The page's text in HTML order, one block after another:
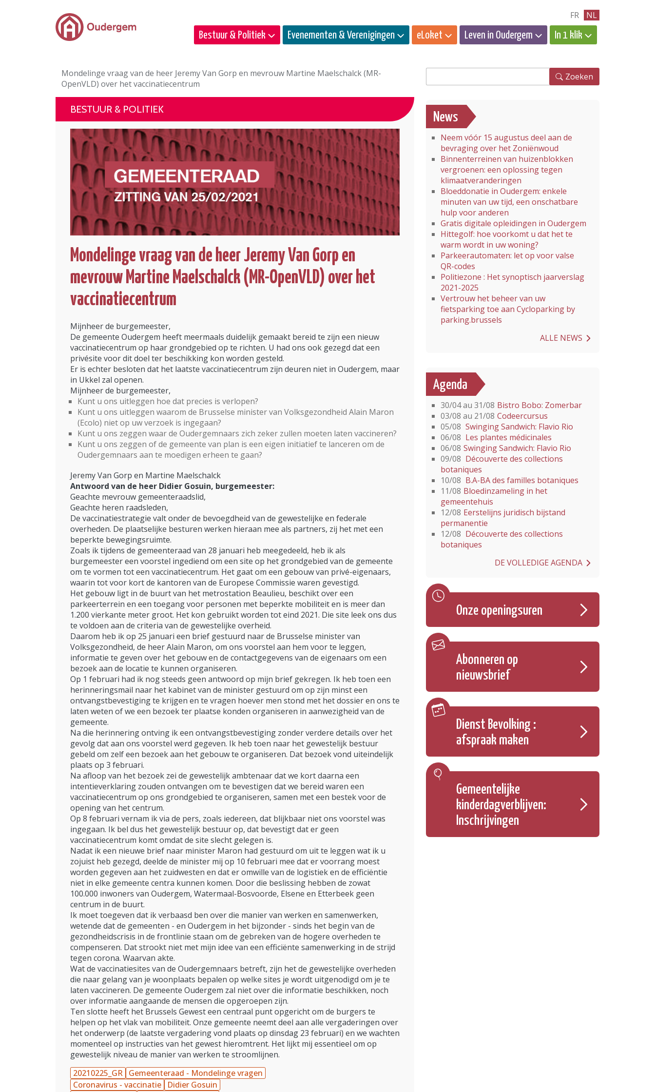
Ga naar de hoofdinhoud FR NL
Bestuur & Politiek Evenementen & Verenigingen eLoket Leven in Oudergem In 1 klik
Mondelinge vraag van de heer Jeremy Van Gorp en mevrouw Martine Maelschalck (MR-
OpenVLD) over het vaccinatiecentrum
BESTUUR & POLITIEK
Mondelinge vraag van de heer Jeremy Van Gorp en
mevrouw Martine Maelschalck (MR-OpenVLD) over het
vaccinatiecentrum
Mijnheer de burgemeester,
De gemeente Oudergem heeft meermaals duidelijk gemaakt bereid te zijn een nieuw
vaccinatiecentrum op haar grondgebied op te richten. U had ons ook gezegd dat een
privésite voor dit doel ter beschikking kon worden gesteld.
Er is echter besloten dat het laatste vaccinatiecentrum zijn deuren niet in Oudergem, maar
in Ukkel zal openen.
Mijnheer de burgemeester,
Kunt u ons uitleggen hoe dat precies is verlopen?
Kunt u ons uitleggen waarom de Brusselse minister van Volksgezondheid Alain Maron
(Ecolo) niet op uw verzoek is ingegaan?
Kunt u ons zeggen waar de Oudergemnaars zich zeker zullen moeten laten vaccineren?
Kunt u ons zeggen of de gemeente van plan is een eigen initiatief te lanceren om de
Oudergemnaars aan te moedigen erheen te gaan?
Jeremy Van Gorp en Martine Maelschalck
Antwoord van de heer Didier Gosuin, burgemeester:
Geachte mevrouw gemeenteraadslid,
Geachte heren raadsleden,
De vaccinatiestrategie valt onder de bevoegdheid van de gewestelijke en federale
overheden. De plaatselijke besturen werken hieraan mee als partners, zij het met een
beperkte bewegingsruimte.
Zoals ik tijdens de gemeenteraad van 28 januari heb meegedeeld, heb ik als
burgemeester een voorstel ingediend om een site op het grondgebied van de gemeente
om te vormen tot een vaccinatiecentrum. Het gaat om een gebouw van privé-eigenaars,
waarin tot voor kort de kantoren van de Europese Commissie waren gevestigd.
Het gebouw ligt in de buurt van het metrostation Beaulieu, beschikt over een
parkeerterrein en een toegang voor personen met beperkte mobiliteit en is meer dan
1.200 vierkante meter groot. Het kon gebruikt worden tot eind 2021. Die site leek ons dus
te voldoen aan de criteria van de gewestelijke overheid.
Daarom heb ik op 25 januari een brief gestuurd naar de Brusselse minister van
Volksgezondheid, de heer Alain Maron, om ons voorstel aan hem voor te leggen,
informatie te geven over het gebouw en de contactgegevens van de eigenaars om een
bezoek aan de locatie te kunnen organiseren.
Op 1 februari had ik nog steeds geen antwoord op mijn brief gekregen. Ik heb toen een
herinneringsmail naar het kabinet van de minister gestuurd om op zijn minst een
ontvangstbevestiging te krijgen en te vragen hoever men stond met het dossier en ons te
laten weten of we een bezoek ter plaatse konden organiseren in aanwezigheid van de
gemeente.
Na die herinnering ontving ik een ontvangstbevestiging zonder verdere details over het
gevolg dat aan ons voorstel werd gegeven. Ik heb toen naar het gewestelijk bestuur
gebeld om zelf een bezoek aan het gebouw te organiseren. Dat bezoek vond uiteindelijk
plaats op 3 februari.
Na afloop van het bezoek zei de gewestelijk ambtenaar dat we kort daarna een
intentieverklaring zouden ontvangen om te bevestigen dat we bereid waren een
vaccinatiecentrum op ons grondgebied te organiseren, samen met een bestek voor de
opening van het centrum.
Op 8 februari vernam ik via de pers, zoals iedereen, dat blijkbaar niet ons voorstel was
ingegaan. Ik bel dus het gewestelijk bestuur op, dat bevestigt dat er geen
vaccinatiecentrum komt omdat de site slecht gelegen is.
Nadat ik een nieuwe brief naar minister Maron had gestuurd om uit te leggen wat ik u
zojuist heb gezegd, deelde de minister mij op 10 februari mee dat er voorrang moest
worden gegeven aan het zuidwesten en dat er omwille van de logistiek en de efficiëntie
niet in elke gemeente centra kunnen komen. Door die beslissing hebben de zowat
100.000 inwoners van Oudergem, Watermaal-Bosvoorde, Elsene en Etterbeek geen
centrum in de buurt.
Ik moet toegeven dat ik verbaasd ben over die manier van werken en samenwerken,
wetende dat de gemeenten - en Oudergem in het bijzonder - sinds het begin van de
gezondheidscrisis in de frontlinie staan om de gebreken van de hogere overheden te
compenseren. Dat strookt niet met mijn idee van een efficiënte samenwerking in de strijd
tegen corona. Waarvan akte.
Wat de vaccinatiesites van de Oudergemnaars betreft, zijn het de gewestelijke overheden
die naar gelang van je woonplaats bepalen op welke sites je wordt uitgenodigd om je te
laten vaccineren. De gemeente Oudergem zal niet over die informatie beschikken, noch
over informatie aangaande de mensen die opgeroepen zijn.
Ten slotte heeft het Brussels Gewest een centraal punt opgericht om de burgers te
helpen op het vlak van mobiliteit. Onze gemeente neemt deel aan alle vergaderingen over
het onderwerp (de laatste vergadering vond plaats op dinsdag 23 februari) en we wachten
momenteel op instructies van het gewest hieromtrent. Het lijkt mij essentieel om op
gewestelijk niveau de manier van werken te stroomlijnen.
20210225_GR Gemeenteraad - Mondelinge vragen
Coronavirus - vaccinatie
Didier Gosuin
Zoeken
News
Neem vóór 15 augustus deel aan de
bevraging over het Zoniënwoud
Binnenterreinen van huizenblokken
vergroenen: een oplossing tegen
klimaatveranderingen
Bloeddonatie in Oudergem: enkele
minuten van uw tijd, een onschatbare
hulp voor anderen
Gratis digitale opleidingen in Oudergem
Hittegolf: hoe voorkomt u dat het te
warm wordt in uw woning?
Parkeerautomaten: let op voor valse
QR-codes
Politiezone : Het synoptisch jaarverslag
2021-2025
Vertrouw het beheer van uw
fietsparking toe aan Cycloparking by
parking.brussels
ALLE NEWS
Agenda
30/04 au 31/08 Bistro Bobo: Zomerbar
03/08 au 21/08 Codeercursus
05/08 Swinging Sandwich: Flavio Rio
06/08 Les plantes médicinales
06/08 Swinging Sandwich: Flavio Rio
09/08 Découverte des collections
botaniques
10/08 B.A-BA des familles botaniques
11/08 Bloedinzameling in het
gemeentehuis
12/08 Eerstelijns juridisch bijstand
permanentie
12/08 Découverte des collections
botaniques
DE VOLLEDIGE AGENDA
Onze openingsuren
Abonneren op
nieuwsbrief
Dienst Bevolking :
afspraak maken
Gemeentelijke
kinderdagverblijven:
Inschrijvingen